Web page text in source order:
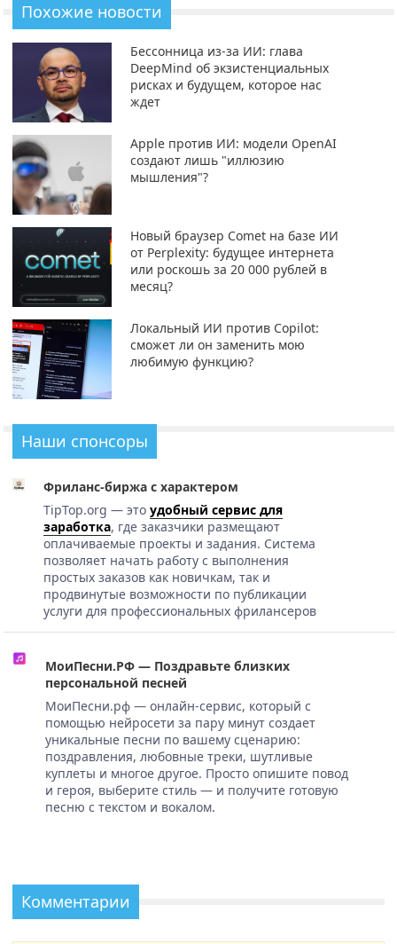
Похожие новости
Бессонница из-за ИИ: глава
DeepMind об экзистенциальных
рисках и будущем, которое нас
ждет
Apple против ИИ: модели OpenAI
создают лишь "иллюзию
мышления"?
Новый браузер Comet на базе ИИ
от Perplexity: будущее интернета
или роскошь за 20 000 рублей в
месяц?
Локальный ИИ против Copilot:
сможет ли он заменить мою
любимую функцию?
Наши спонсоры
Фриланс-биржа с характером
TipTop.org — это удобный сервис для
заработка, где заказчики размещают
оплачиваемые проекты и задания. Система
позволяет начать работу с выполнения
простых заказов как новичкам, так и
продвинутые возможности по публикации
услуги для профессиональных фрилансеров
МоиПесни.РФ — Поздравьте близких
персональной песней
МоиПесни.рф — онлайн-сервис, который с
помощью нейросети за пару минут создает
уникальные песни по вашему сценарию:
поздравления, любовные треки, шутливые
куплеты и многое другое. Просто опишите повод
и героя, выберите стиль — и получите готовую
песню с текстом и вокалом.
Комментарии